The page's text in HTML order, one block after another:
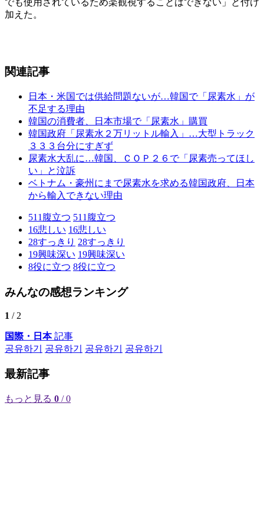
でも使用されているため楽観視することはできない」と付け
加えた。
関連記事
日本・米国では供給問題ないが…韓国で「尿素水」が
不足する理由
韓国の消費者、日本市場で「尿素水」購買
韓国政府「尿素水２万リットル輸入」…大型トラック
３３３台分にすぎず
尿素水大乱に…韓国、ＣＯＰ２６で「尿素売ってほし
い」と泣訴
ベトナム・豪州にまで尿素水を求める韓国政府、日本
から輸入できない理由
511 腹立つ 511 腹立つ
16悲しい 16悲しい
28すっきり 28すっきり
19興味深い 19興味深い
8役に立つ 8役に立つ
みんなの感想ランキング
1 / 2
国際・日本記事
공유하기
공유하기 공유하기 공유하기
最新記事
もっと見る 0 / 0